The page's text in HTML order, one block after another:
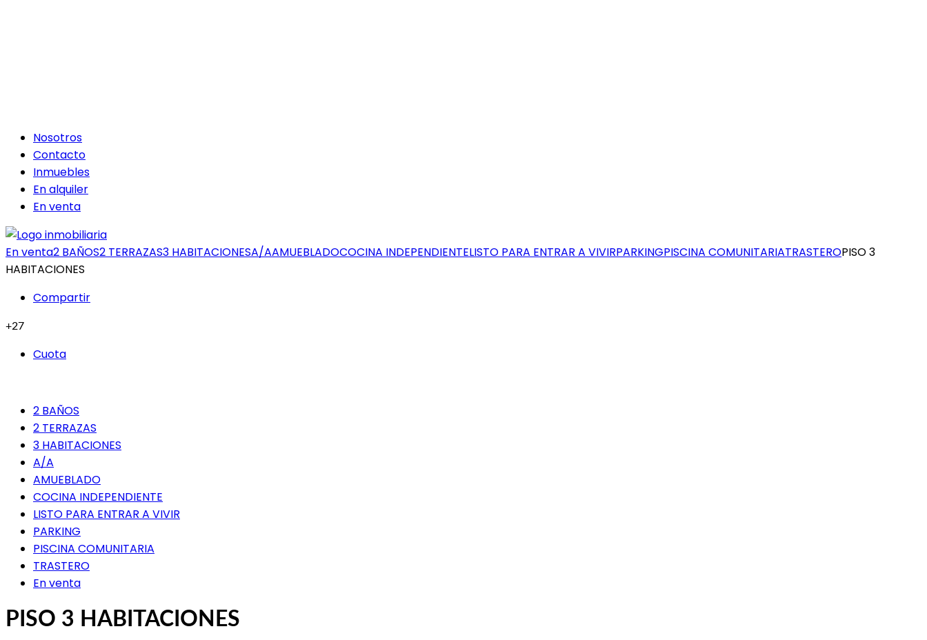
Nosotros
Contacto
Inmuebles
En alquiler
En venta
En venta2 BAÑOS2 TERRAZAS3 HABITACIONESA/AAMUEBLADOCOCINA INDEPENDIENTELISTO PARA ENTRAR A VIVIRPARKINGPISCINA COMUNITARIATRASTEROPISO 3
HABITACIONES
+27
Cuota
2 BAÑOS
2 TERRAZAS
3 HABITACIONES
A/A
AMUEBLADO
COCINA INDEPENDIENTE
LISTO PARA ENTRAR A VIVIR
PARKING
PISCINA COMUNITARIA
TRASTERO
En venta
PISO 3 HABITACIONES